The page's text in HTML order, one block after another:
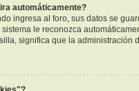
automáticamente?
ingresa al foro, sus datos se
le reconozca
significa que la administración